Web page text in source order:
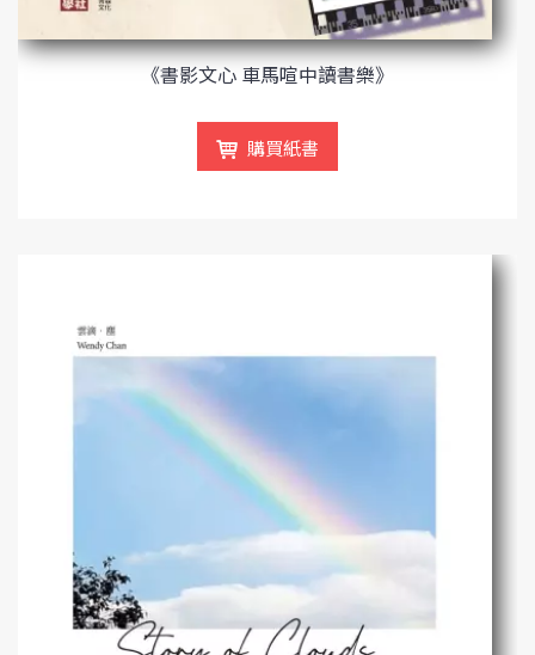
《書影文心 車馬喧中讀書樂》
購買紙書